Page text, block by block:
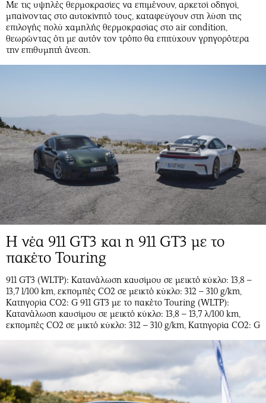
Αθλητισμός
Κύπρος
Ελλάδα
Διεθνή
Οικονομία
Real Estate
Επιχειρήσεις
Αγορές
Money Review
AstroBank Properties
Trends
Ενέργεια
Ναυτιλία
Ελλάδα
Κόσμος
Παράξενα
Θέατρο-Χορός
Μουσική
Geek
Νέα
Κινητά-tablets
Social
Πολιτική
Γενικά
Αναδρομές
Πρόσωπα
Περιβάλλον
Good Life
Γυναίκα
Συνταγές
Έξοδος
Media
Εκπομπές
Podcasts
Uncut
Με τις υψηλές θερμοκρασίες να επιμένουν, αρκετοί οδηγοί,
μπαίνοντας στο αυτοκίνητό τους, καταφεύγουν στη λύση της
επιλογής πολύ χαμηλής θερμοκρασίας στο air condition,
θεωρώντας ότι με αυτόν τον τρόπο θα επιτύχουν γρηγορότερα
την επιθυμητή άνεση.
Η νέα 911 GT3 και η 911 GT3 με το
πακέτο Touring
911 GT3 (WLTP): Κατανάλωση καυσίμου σε μεικτό κύκλο: 13,8 –
13,7 l/100 km, εκπομπές CO2 σε μεικτό κύκλο: 312 – 310 g/km,
Κατηγορία CO2: G 911 GT3 με το πακέτο Touring (WLTP):
Κατανάλωση καυσίμου σε μεικτό κύκλο: 13,8 – 13,7 λ/100 km,
εκπομπές CO2 σε μικτό κύκλο: 312 – 310 g/km, Κατηγορία CO2: G